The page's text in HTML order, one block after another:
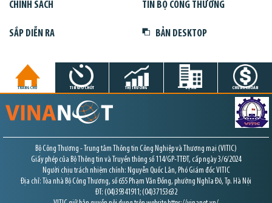
CHÍNH SÁCH TIN BỘ CÔNG THƯƠNG
SẮP DIỄN RA BẢN DESKTOP
TRANG CHỦ TIN GIỜ CHÓT THỊ TRƯỜNG DỰ ÁN CHỨNG KHOÁN
Bộ Công Thương - Trung tâm Thông tin Công Nghiệp và Thương mại (VITIC)
Giấy phép của Bộ Thông tin và Truyền thông số 114/GP-TTĐT, cấp ngày 3/6/2024
Người chịu trách nhiệm chính: Nguyễn Quốc Lân, Phó Giám đốc VITIC
Địa chỉ: Tòa nhà Bộ Công Thương, số 655 Phạm Văn Đồng, phường Nghĩa Đô, Tp. Hà Nội
ĐT: (04)39341911; (04)37153632